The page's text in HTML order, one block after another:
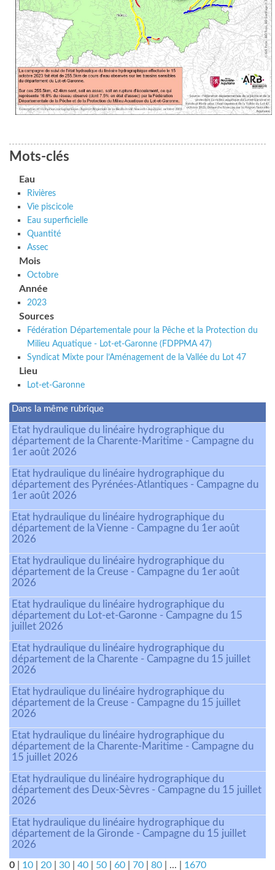
Mots-clés
Eau
Rivières
Vie piscicole
Eau superficielle
Quantité
Assec
Mois
Octobre
Année
2023
Sources
Fédération Départementale pour la Pêche et la Protection du
Milieu Aquatique - Lot-et-Garonne (FDPPMA 47)
Syndicat Mixte pour l’Aménagement de la Vallée du Lot 47
Lieu
Lot-et-Garonne
Dans la même rubrique
Etat hydraulique du linéaire hydrographique du
département de la Charente-Maritime - Campagne du
1er août 2026
Etat hydraulique du linéaire hydrographique du
département des Pyrénées-Atlantiques - Campagne du
1er août 2026
Etat hydraulique du linéaire hydrographique du
département de la Vienne - Campagne du 1er août
2026
Etat hydraulique du linéaire hydrographique du
département de la Creuse - Campagne du 1er août
2026
Etat hydraulique du linéaire hydrographique du
département du Lot-et-Garonne - Campagne du 15
juillet 2026
Etat hydraulique du linéaire hydrographique du
département de la Charente - Campagne du 15 juillet
2026
Etat hydraulique du linéaire hydrographique du
département de la Creuse - Campagne du 15 juillet
2026
Etat hydraulique du linéaire hydrographique du
département de la Charente-Maritime - Campagne du
15 juillet 2026
Etat hydraulique du linéaire hydrographique du
département des Deux-Sèvres - Campagne du 15 juillet
2026
Etat hydraulique du linéaire hydrographique du
département de la Gironde - Campagne du 15 juillet
2026
0 10 20 30 40 50 60 70 80 ... 1670